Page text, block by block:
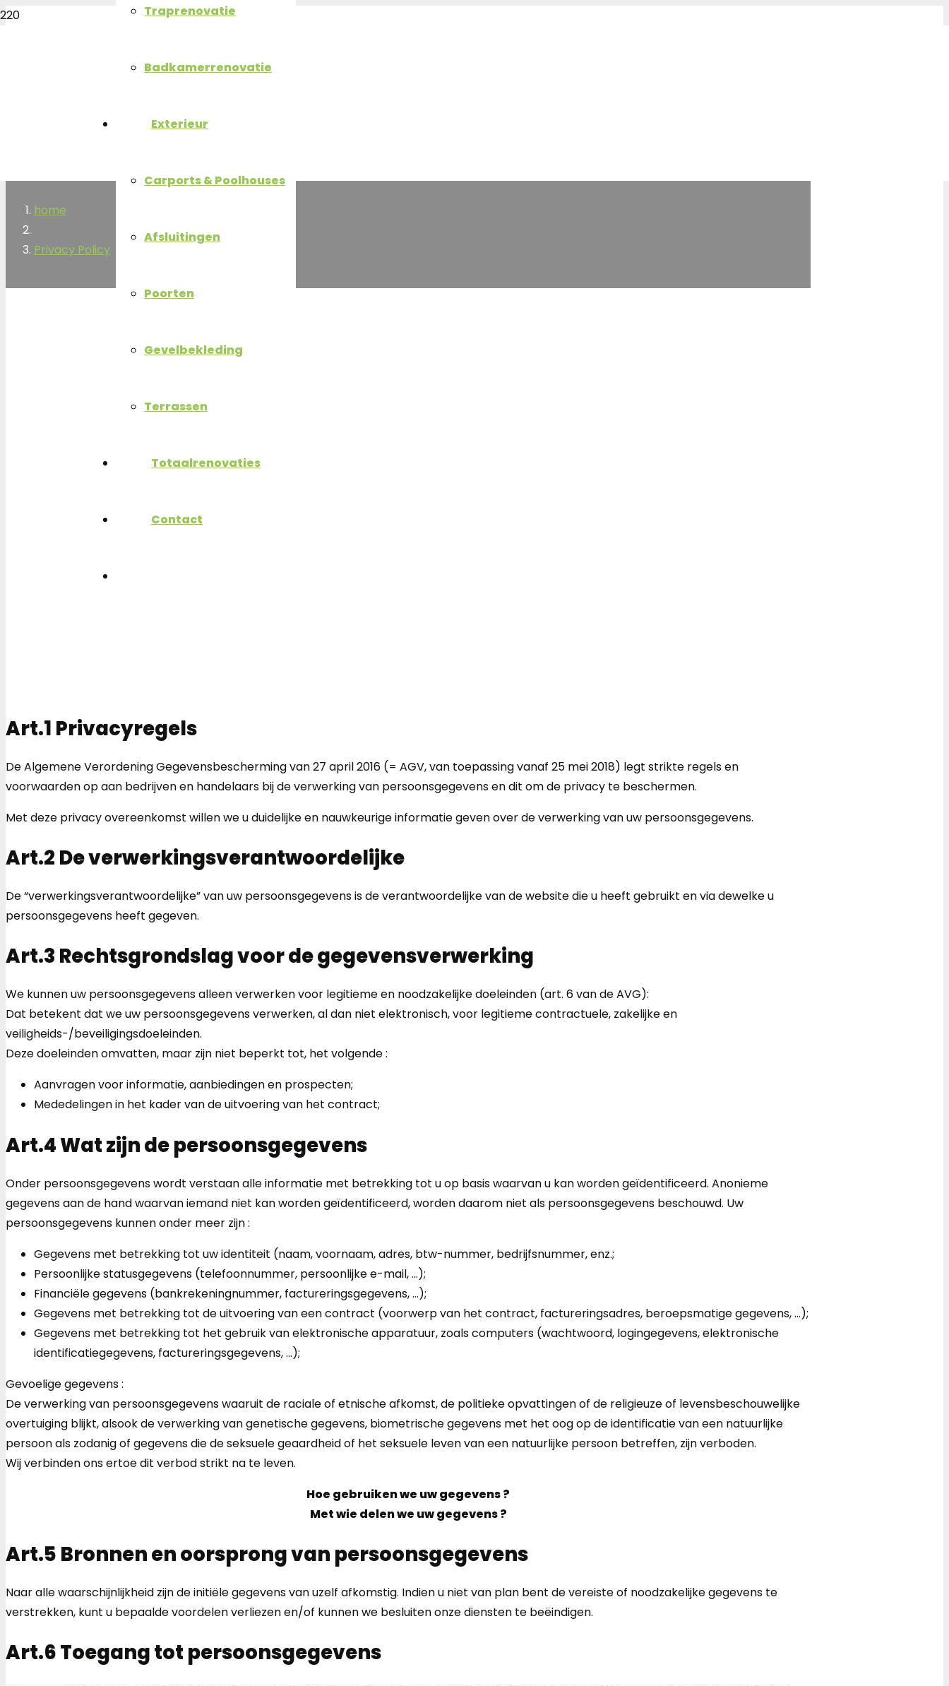
Traprenovatie
Badkamerrenovatie
Exterieur
Carports & Poolhouses
Afsluitingen
Poorten
Gevelbekleding
Terrassen
Totaalrenovaties
Contact
home
Privacy Policy
Art.1 Privacyregels
De Algemene Verordening Gegevensbescherming van 27 april 2016 (= AGV, van toepassing vanaf 25 mei 2018) legt strikte regels en
voorwaarden op aan bedrijven en handelaars bij de verwerking van persoonsgegevens en dit om de privacy te beschermen.
Met deze privacy overeenkomst willen we u duidelijke en nauwkeurige informatie geven over de verwerking van uw persoonsgegevens.
Art.2 De verwerkingsverantwoordelijke
De “verwerkingsverantwoordelijke” van uw persoonsgegevens is de verantwoordelijke van de website die u heeft gebruikt en via dewelke u
persoonsgegevens heeft gegeven.
Art.3 Rechtsgrondslag voor de gegevensverwerking
We kunnen uw persoonsgegevens alleen verwerken voor legitieme en noodzakelijke doeleinden (art. 6 van de AVG):
Dat betekent dat we uw persoonsgegevens verwerken, al dan niet elektronisch, voor legitieme contractuele, zakelijke en
veiligheids-/beveiligingsdoeleinden.
Deze doeleinden omvatten, maar zijn niet beperkt tot, het volgende :
Aanvragen voor informatie, aanbiedingen en prospecten;
Mededelingen in het kader van de uitvoering van het contract;
Art.4 Wat zijn de persoonsgegevens
Onder persoonsgegevens wordt verstaan alle informatie met betrekking tot u op basis waarvan u kan worden geïdentificeerd. Anonieme
gegevens aan de hand waarvan iemand niet kan worden geïdentificeerd, worden daarom niet als persoonsgegevens beschouwd. Uw
persoonsgegevens kunnen onder meer zijn :
Gegevens met betrekking tot uw identiteit (naam, voornaam, adres, btw-nummer, bedrijfsnummer, enz.;
Persoonlijke statusgegevens (telefoonnummer, persoonlijke e-mail, …);
Financiële gegevens (bankrekeningnummer, factureringsgegevens, …);
Gegevens met betrekking tot de uitvoering van een contract (voorwerp van het contract, factureringsadres, beroepsmatige gegevens, …);
Gegevens met betrekking tot het gebruik van elektronische apparatuur, zoals computers (wachtwoord, logingegevens, elektronische
identificatiegegevens, factureringsgegevens, …);
Gevoelige gegevens :
De verwerking van persoonsgegevens waaruit de raciale of etnische afkomst, de politieke opvattingen of de religieuze of levensbeschouwelijke
overtuiging blijkt, alsook de verwerking van genetische gegevens, biometrische gegevens met het oog op de identificatie van een natuurlijke
persoon als zodanig of gegevens die de seksuele geaardheid of het seksuele leven van een natuurlijke persoon betreffen, zijn verboden.
Wij verbinden ons ertoe dit verbod strikt na te leven.
Hoe gebruiken we uw gegevens ?
Met wie delen we uw gegevens ?
Art.5 Bronnen en oorsprong van persoonsgegevens
Naar alle waarschijnlijkheid zijn de initiële gegevens van uzelf afkomstig. Indien u niet van plan bent de vereiste of noodzakelijke gegevens te
verstrekken, kunt u bepaalde voordelen verliezen en/of kunnen we besluiten onze diensten te beëindigen.
Art.6 Toegang tot persoonsgegevens